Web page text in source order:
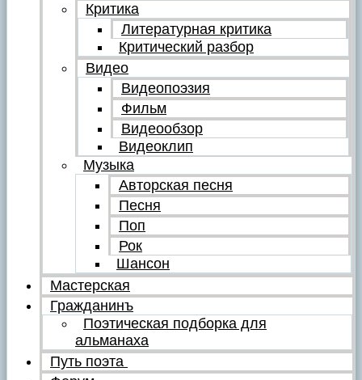
Критика
Литературная критика
Критический разбор
Видео
Видеопоэзия
Фильм
Видеообзор
Видеоклип
Музыка
Авторская песня
Песня
Поп
Рок
Шансон
Мастерская
Гражданинъ
Поэтическая подборка для
альманаха
Путь поэта